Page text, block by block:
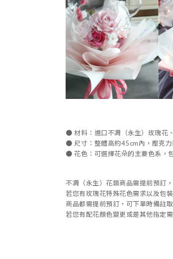
● 材料：進口不凋（永生）玫瑰花
● 尺寸：整體高約45cm內，壓克
● 花色：可選擇花朵的主要色系，
不凋（永生）花類商品需提前預訂
若您有玫瑰花特殊花色需求以及包
商品都需提前預訂，可下單時備註取
若您有配花顏色變更或是其他指定